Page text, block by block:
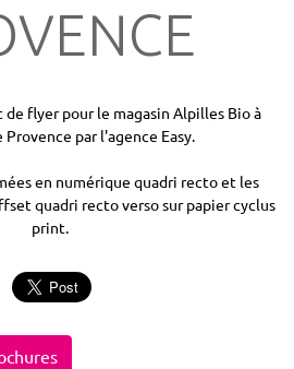
flyer pour le magasin Alpilles Bio à
Provence par l'agence Easy.
en numérique quadri recto et les
quadri recto verso sur papier cyclus
print.